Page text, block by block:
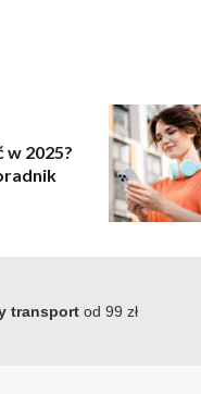
w 2025?
transportod 99 zł